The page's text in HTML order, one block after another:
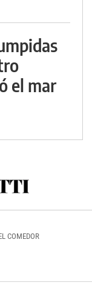
el mar
COMEDOR